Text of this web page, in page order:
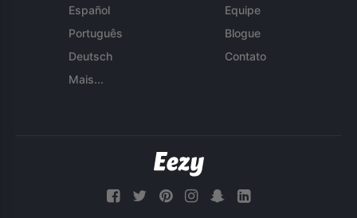
Español
Português
Deutsch
Mais...
Equipe
Blogue
Contato